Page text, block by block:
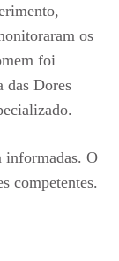
os
foi
das Dores
informadas. O
competentes.